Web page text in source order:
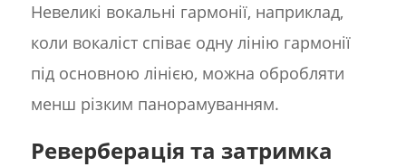
Невеликі вокальні гармонії, наприклад,
коли вокаліст співає одну лінію гармонії
під основною лінією, можна обробляти
менш різким панорамуванням.
Реверберація та затримка